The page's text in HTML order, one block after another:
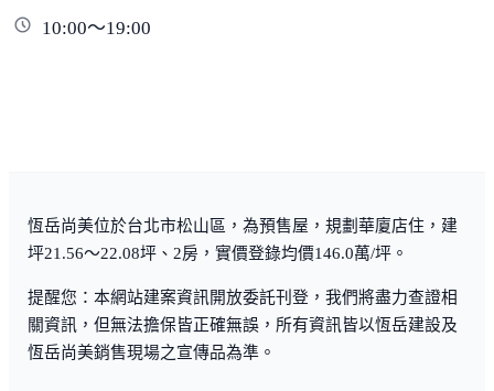
10:00～19:00
恆岳尚美位於台北市松山區，為預售屋，規劃華廈店住，建
坪21.56～22.08坪、2房，實價登錄均價146.0萬/坪。
提醒您：本網站建案資訊開放委託刊登，我們將盡力查證相
關資訊，但無法擔保皆正確無誤，所有資訊皆以恆岳建設及
恆岳尚美銷售現場之宣傳品為準。